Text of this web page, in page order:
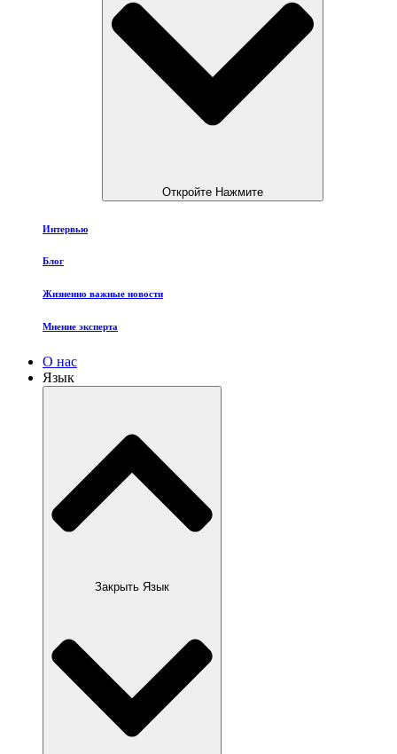
Откройте Нажмите
Интервью
Блог
Жизненно важные новости
Мнение эксперта
О нас
Язык
Закрыть Язык